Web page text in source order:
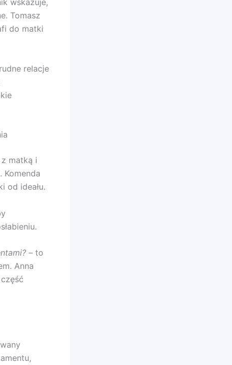
Tomasz
do matki
relacje
z matką i
Komenda
od ideału.
– to
Anna